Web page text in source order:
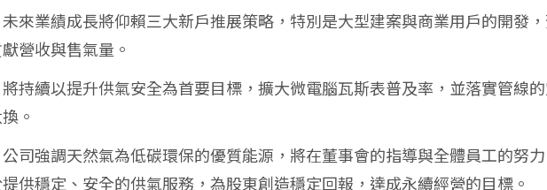
未來業績成長將仰賴三大新戶推展策略，特別是大型建案與商業用戶的開發
營收與售氣量。
將持續以提升供氣安全為首要目標，擴大微電腦瓦斯表普及率，並落實管線
。
公司強調天然氣為低碳環保的優質能源，將在董事會的指導與全體員工的努力
供穩定、安全的供氣服務，為股東創造穩定回報，達成永續經營的目標。